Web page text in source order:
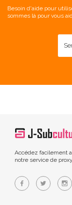
Besoin d'aide pour
sommes là pour vous
Accédez facilement
notre service de